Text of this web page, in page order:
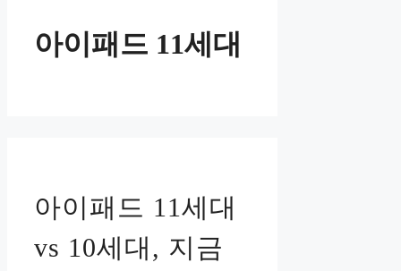
아이패드 11세대
아이패드 11세대
vs 10세대, 지금